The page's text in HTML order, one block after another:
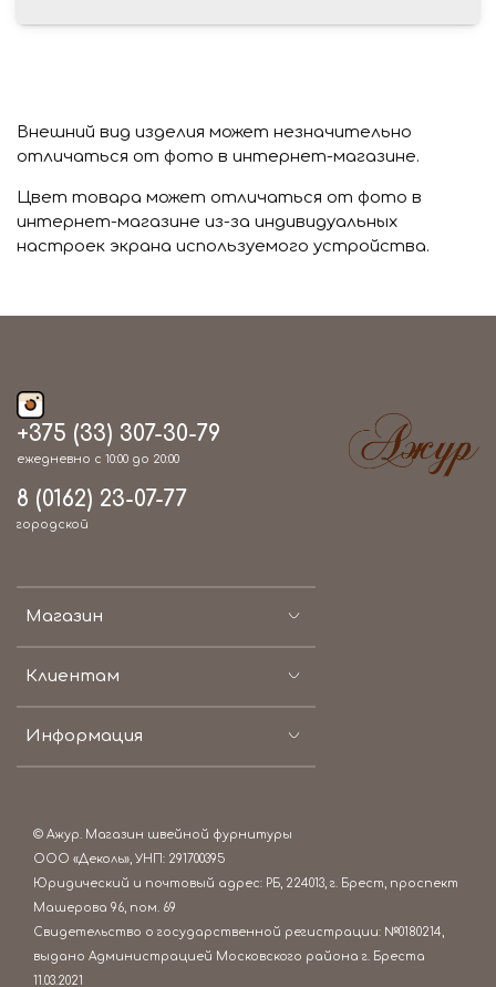
Внешний вид изделия может незначительно
отличаться от фото в интернет-магазине.
Цвет товара может отличаться от фото в
интернет-магазине из-за индивидуальных
настроек экрана используемого устройства.
Магазин
Клиентам
Информация
+375 (33) 307-30-79
ежедневно с 10:00 до 20:00
8 (0162) 23-07-77
городской
© Ажур. Магазин швейной фурнитуры
ООО «Деколь», УНП: 291700395
Юридический и почтовый адрес: РБ, 224013, г. Брест, проспект
Машерова 96, пом. 69
Свидетельство о государственной регистрации: №0180214,
выдано Администрацией Московского района г. Бреста
11.03.2021